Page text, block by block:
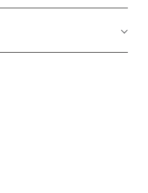
入後の刻印も、リングに初めて